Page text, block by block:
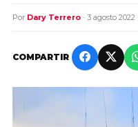
Por Dary Terrero · 3 agosto
COMPARTIR